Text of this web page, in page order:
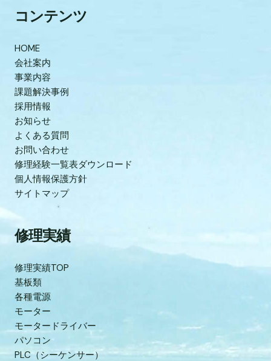
コンテンツ
HOME
会社案内
事業内容
課題解決事例
採用情報
お知らせ
よくある質問
お問い合わせ
修理経験一覧表ダウンロード
個人情報保護方針
サイトマップ
修理実績
修理実績TOP
基板類
各種電源
モーター
モータードライバー
パソコン
PLC（シーケンサー）